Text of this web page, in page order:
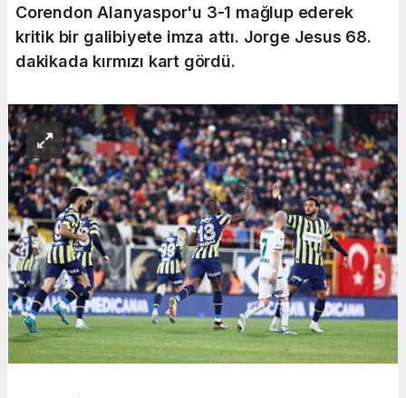
Corendon Alanyaspor'u 3-1 mağlup ederek
kritik bir galibiyete imza attı. Jorge Jesus 68.
dakikada kırmızı kart gördü.